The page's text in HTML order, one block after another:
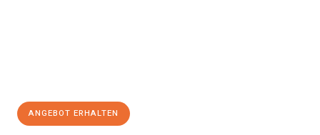
ANGEBOT ERHALTEN